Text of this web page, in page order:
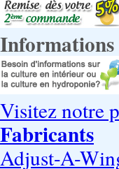
Informations
Visitez notre
Fabricants
Adjust-A-